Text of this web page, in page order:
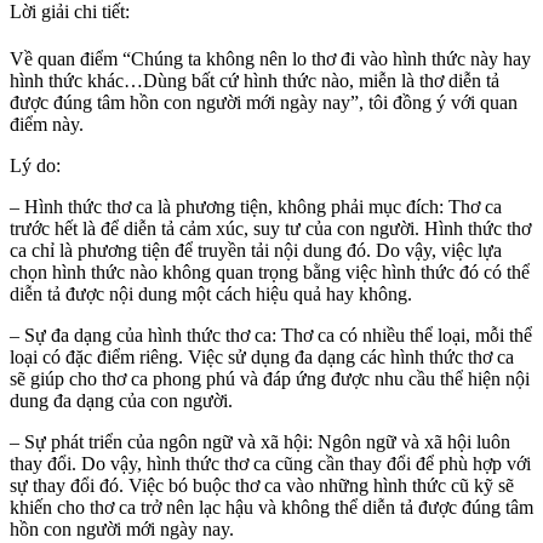
Lời giải chi tiết:
Về quan điểm “Chúng ta không nên lo thơ đi vào hình thức này hay
hình thức khác…Dùng bất cứ hình thức nào, miễn là thơ diễn tả
được đúng tâm hồn con người mới ngày nay”, tôi đồng ý với quan
điểm này.
Lý do:
– Hình thức thơ ca là phương tiện, không phải mục đích: Thơ ca
trước hết là để diễn tả cảm xúc, suy tư của con người. Hình thức thơ
ca chỉ là phương tiện để truyền tải nội dung đó. Do vậy, việc lựa
chọn hình thức nào không quan trọng bằng việc hình thức đó có thể
diễn tả được nội dung một cách hiệu quả hay không.
– Sự đa dạng của hình thức thơ ca: Thơ ca có nhiều thể loại, mỗi thể
loại có đặc điểm riêng. Việc sử dụng đa dạng các hình thức thơ ca
sẽ giúp cho thơ ca phong phú và đáp ứng được nhu cầu thể hiện nội
dung đa dạng của con người.
– Sự phát triển của ngôn ngữ và xã hội: Ngôn ngữ và xã hội luôn
thay đổi. Do vậy, hình thức thơ ca cũng cần thay đổi để phù hợp với
sự thay đổi đó. Việc bó buộc thơ ca vào những hình thức cũ kỹ sẽ
khiến cho thơ ca trở nên lạc hậu và không thể diễn tả được đúng tâm
hồn con người mới ngày nay.